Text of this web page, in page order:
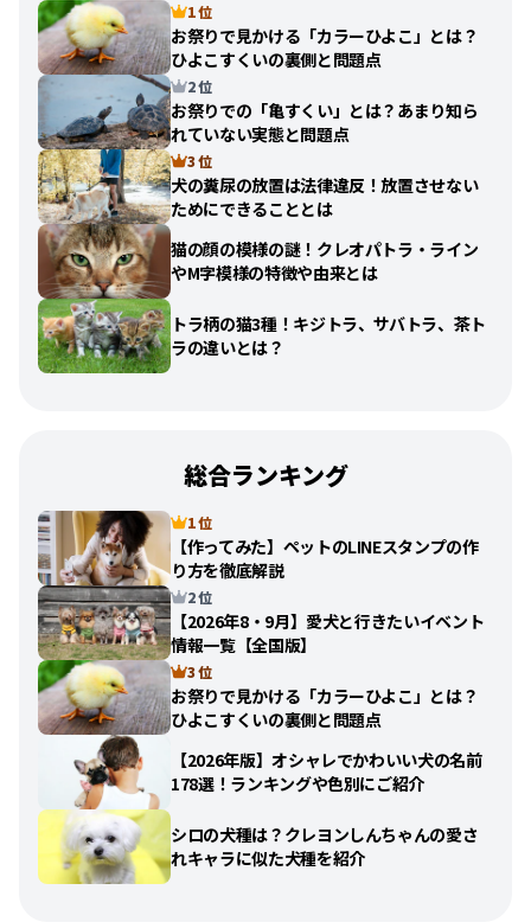
1 位
お祭りで見かける「カラーひよこ」とは？
ひよこすくいの裏側と問題点
2 位
お祭りでの「亀すくい」とは？あまり知ら
れていない実態と問題点
3 位
犬の糞尿の放置は法律違反！放置させない
ためにできることとは
猫の顔の模様の謎！クレオパトラ・ライン
やM字模様の特徴や由来とは
トラ柄の猫3種！キジトラ、サバトラ、茶ト
ラの違いとは？
総合ランキング
1 位
【作ってみた】ペットのLINEスタンプの作
り方を徹底解説
2 位
【2026年8・9月】愛犬と行きたいイベント
情報一覧【全国版】
3 位
お祭りで見かける「カラーひよこ」とは？
ひよこすくいの裏側と問題点
【2026年版】オシャレでかわいい犬の名前
178選！ランキングや色別にご紹介
シロの犬種は？クレヨンしんちゃんの愛さ
れキャラに似た犬種を紹介